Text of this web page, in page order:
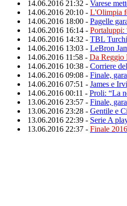
14.06.2016 21:32 - Varese
14.06.2016 20:10 - L'Olimpia
14.06.2016 18:00 - Pagelle
14.06.2016 16:14 - Portaluppi:
14.06.2016 14:32 - TBL
14.06.2016 13:03 - LeBron
14.06.2016 11:58 - Da Reggio
14.06.2016 10:38 - Corriere
14.06.2016 09:08 - Finale,
14.06.2016 07:51 - James e
14.06.2016 00:11 - Proli: “La
13.06.2016 23:57 - Finale,
13.06.2016 23:28 - Gentile e
13.06.2016 22:39 - Serie A
13.06.2016 22:37 - Finale